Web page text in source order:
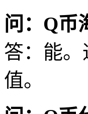
问：Q币
答：能
值。